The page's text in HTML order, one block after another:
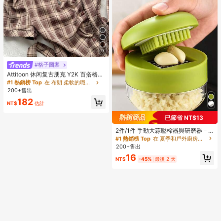
9
#格子圖案
Attitoon 休闲复古朋克 Y2K 百搭格子
纽扣衬衫，适合音乐节、哥特风格、
夏季外出，女士短袖系带衬衫
#1 熱銷榜 Top
在 布朗 柔軟的職業襯衫
200+售出
NT$182 估計
已節省 NT$13
2件/1件 手動大蒜壓榨器與研磨器－
多功能廚房工具，可用於切碎、切片
與研磨，適用於居家、餐廳、戶外、
旅行與餐車使用，便攜手持設計，塑
料與大蒜瓣研磨器，廚房用品，烹飪
#1 熱銷榜 Top
在 夏季和戶外廚房用具流行趨勢 其他廚房用具
200+售出
NT$16 -45% 最後 2 天